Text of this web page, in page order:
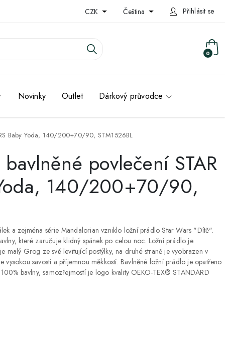
CZK Čeština Přihlásit se
0
Novinky Outlet Dárkový průvodce
Baby Yoda, 140/200+70/90, STM1526BL
povlečení STAR
140/200+70/90,
a zejména série Mandalorian vzniklo ložní prádlo Star Wars "Dítě".
které zaručuje klidný spánek po celou noc. Ložní prádlo je
malý Grog ze své levitující postýlky, na druhé straně je vyobrazen v
vysokou savostí a příjemnou měkkostí. Bavlněné ložní prádlo je opatřeno
bavlny, samozřejmostí je logo kvality OEKO-TEX® STANDARD